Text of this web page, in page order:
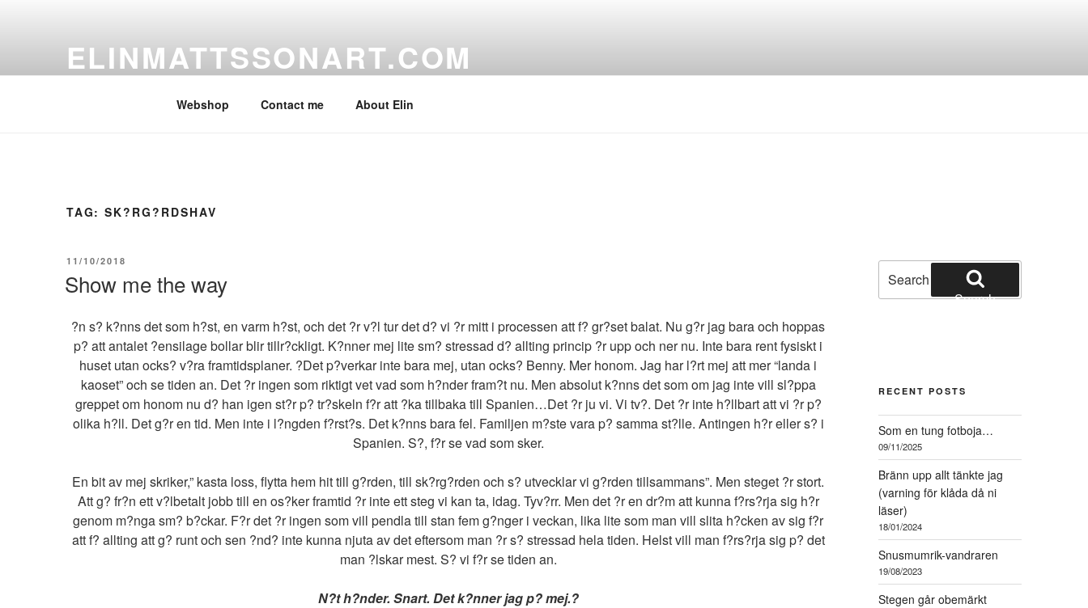
ELINMATTSSONART.COM
Webshop Contact me About Elin
TAG:SK?RG?RDSHAV
POSTED
11/10/2018
Show me the way
?n s? k?nns det som h?st, en varm h?st, och det ?r v?l tur det d? vi ?r mitt i processen att f? gr?set balat. Nu g?r jag bara och hoppas
p? att antalet ?ensilage bollar blir tillr?ckligt. K?nner mej lite sm? stressad d? allting princip ?r upp och ner nu. Inte bara rent fysiskt i
huset utan ocks? v?ra framtidsplaner. ?Det p?verkar inte bara mej, utan ocks? Benny. Mer honom. Jag har l?rt mej att mer “landa i
kaoset” och se tiden an. Det ?r ingen som riktigt vet vad som h?nder fram?t nu. Men absolut k?nns det som om jag inte vill sl?ppa
greppet om honom nu d? han igen st?r p? tr?skeln f?r att ?ka tillbaka till Spanien…Det ?r ju vi. Vi tv?. Det ?r inte h?llbart att vi ?r p?
olika h?ll. Det g?r en tid. Men inte i l?ngden f?rst?s. Det k?nns bara fel. Familjen m?ste vara p? samma st?lle. Antingen h?r eller s? i
Spanien. S?, f?r se vad som sker.
En bit av mej skriker,” kasta loss, flytta hem hit till g?rden, till sk?rg?rden och s? utvecklar vi g?rden tillsammans”. Men steget ?r stort.
Att g? fr?n ett v?lbetalt jobb till en os?ker framtid ?r inte ett steg vi kan ta, idag. Tyv?rr. Men det ?r en dr?m att kunna f?rs?rja sig h?r
genom m?nga sm? b?ckar. F?r det ?r ingen som vill pendla till stan fem g?nger i veckan, lika lite som man vill slita h?cken av sig f?r
att f? allting att g? runt och sen ?nd? inte kunna njuta av det eftersom man ?r s? stressad hela tiden. Helst vill man f?rs?rja sig p? det
man ?lskar mest. S? vi f?r se tiden an.
N?t h?nder. Snart. Det k?nner jag p? mej.?
for:
Search
RECENT POSTS
Som en tung fotboja…
09/11/2025
Bränn upp allt tänkte jag
(varning för klåda då ni
läser)
18/01/2024
Snusmumrik-vandraren
19/08/2023
Stegen går obemärkt